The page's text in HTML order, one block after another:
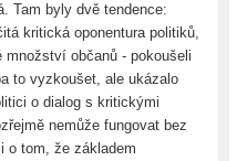
Tam byly dvě tendence:
kritická oponentura politiků,
občanů - pokoušeli
to vyzkoušet, ale ukázalo
o dialog s kritickými
nemůže fungovat bez
o tom, že základem